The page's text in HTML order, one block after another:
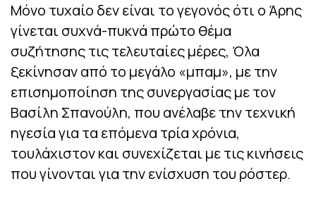
Μόνο τυχαίο δεν είναι το γεγονός ότι ο Άρης
γίνεται συχνά-πυκνά πρώτο θέμα
συζήτησης τις τελευταίες μέρες, Όλα
ξεκίνησαν από το μεγάλο «μπαμ», με την
επισημοποίηση της συνεργασίας με τον
Βασίλη Σπανούλη, που ανέλαβε την τεχνική
ηγεσία για τα επόμενα τρία χρόνια,
τουλάχιστον και συνεχίζεται με τις κινήσεις
που γίνονται για την ενίσχυση του ρόστερ.